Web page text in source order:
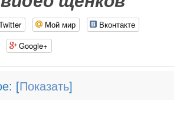
Мой мир
Вконтакте
Google+
[ ]